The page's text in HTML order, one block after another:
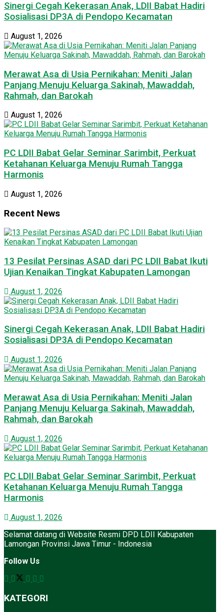
Sinergi Cegah Kekerasan Anak, LDII Babat Hadiri
Sosialisasi DP3A di Pendopo Kecamatan
August 1, 2026
Merawat Asa di Usia Pernikahan: Meniti Jalan
Panjang Menuju Keluarga Sakinah, Mawaddah,
Rahmah, dan Barokah
August 1, 2026
PC LDII Babat Gelar Seminar Sarimbit, Perkuat
Ketahanan Keluarga Menuju Rumah Tangga
Harmonis
August 1, 2026
Recent News
13 Pesilat Persinas ASAD dari PC LDII Babat Ikuti
Ujian Kenaikan Tingkat Kabupaten Lamongan
August 1, 2026
Sinergi Cegah Kekerasan Anak, LDII Babat Hadiri
Sosialisasi DP3A di Pendopo Kecamatan
August 1, 2026
Merawat Asa di Usia Pernikahan: Meniti Jalan
Panjang Menuju Keluarga Sakinah, Mawaddah,
Rahmah, dan Barokah
August 1, 2026
PC LDII Babat Gelar Seminar Sarimbit, Perkuat
Ketahanan Keluarga Menuju Rumah Tangga
Harmonis
August 1, 2026
Selamat datang di Website Resmi DPD LDII Kabupaten
Lamongan Provinsi Jawa Timur - Indonesia
Follow Us
KATEGORI